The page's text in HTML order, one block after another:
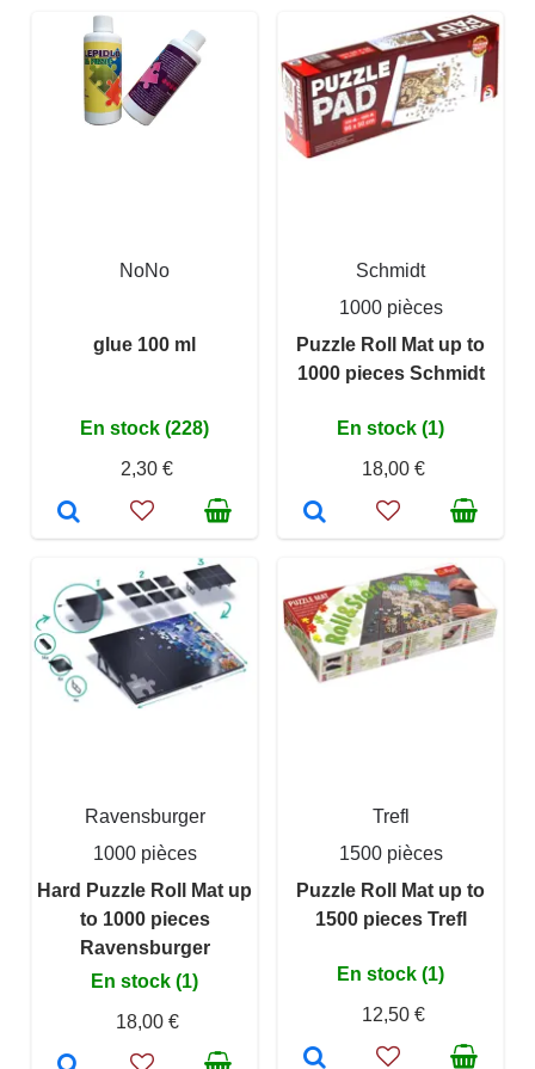
NoNo
glue 100 ml
En stock (228)
2,30 €
Schmidt
1000 pièces
Puzzle Roll Mat up to
1000 pieces Schmidt
En stock (1)
18,00 €
Ravensburger
1000 pièces
Hard Puzzle Roll Mat up
to 1000 pieces
Ravensburger
En stock (1)
18,00 €
Trefl
1500 pièces
Puzzle Roll Mat up to
1500 pieces Trefl
En stock (1)
12,50 €